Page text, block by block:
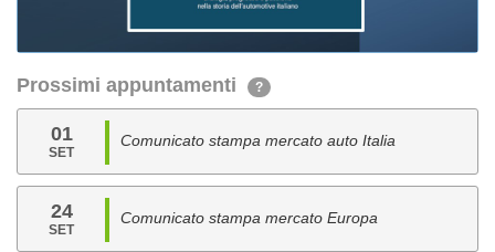
Prossimi appuntamenti ?
01
SET
Comunicato stampa mercato auto Italia
24
SET
Comunicato stampa mercato Europa